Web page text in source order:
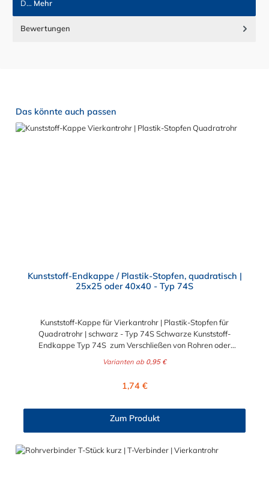
D… Mehr
Bewertungen
Produktgalerie überspringen
Das könnte auch passen
Kunststoff-Endkappe / Plastik-Stopfen, quadratisch |
25x25 oder 40x40 - Typ 74S
Kunststoff-Kappe für Vierkantrohr | Plastik-Stopfen für
Quadratrohr | schwarz - Typ 74S Schwarze Kunststoff-
Endkappe Typ 74S zum Verschließen von Rohren oder
Konstruktionen. Dieser Stopfen aus Kunststoff (PA) ist erhältlich
Handläufe Sicherheitsgeländer/Schutzbarrieren Fallschutz
Maschinenschutzvorrichtungen Spielplätze
Varianten ab 0,95 €
Regulärer Preis:
1,74 €
Zum Produkt